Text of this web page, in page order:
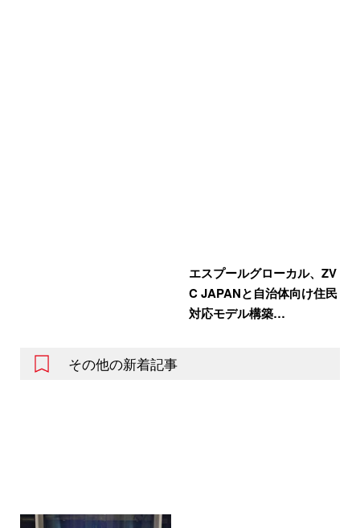
エスプールグローカル、ZV
C JAPANと自治体向け住民
対応モデル構築…
その他の新着記事